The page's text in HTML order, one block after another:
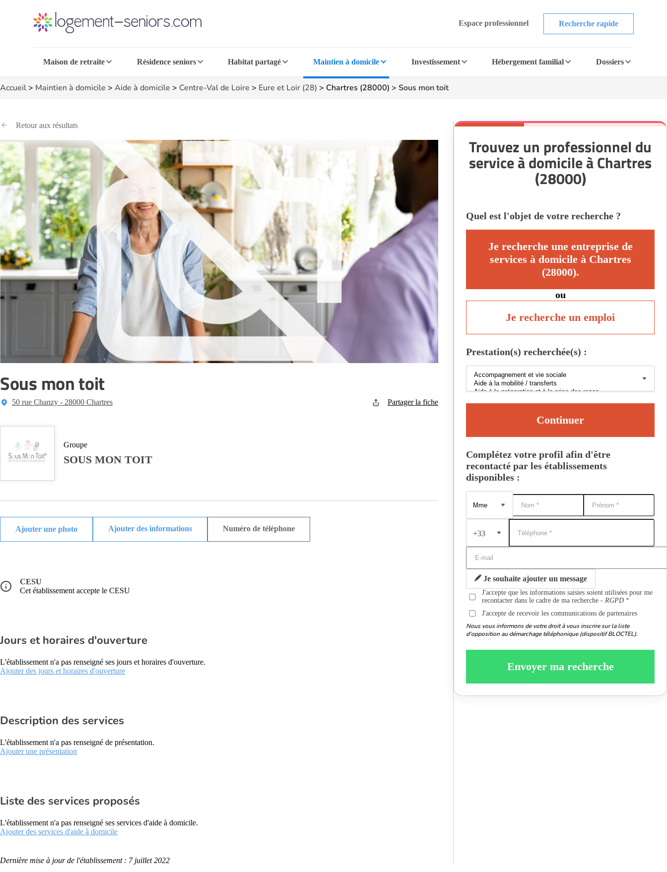
Espace professionnel Recherche rapide
Maison de retraite Résidence seniors Habitat partagé Maintien à domicile Investissement Hébergement familial Dossiers
Accueil> Maintien à domicile > Aide à domicile > Centre-Val de Loire > Eure et Loir (28) > Chartres (28000) > Sous mon toit
Retour aux résultats
Sous mon toit
50 rue Chanzy - 28000 Chartres Partager la fiche
Groupe
SOUS MON TOIT
Ajouter des informations Numéro de téléphone
CESU
Cet établissement accepte le CESU
Jours et horaires d'ouverture
L'établissement n'a pas renseigné ses jours et horaires d'ouverture.
Ajouter des jours et horaires d'ouverture
Description des services
L'établissement n'a pas renseigné de présentation.
Ajouter une présentation
Liste des services proposés
L'établissement n'a pas renseigné ses services d'aide à domicile.
Ajouter des services d'aide à domicile
Dernière mise à jour de l'établissement : 7 juillet 2022
Trouvez un professionnel du
service à domicile à Chartres
(28000)
Quel est l'objet de votre recherche ?
Je recherche une entreprise de
services à domicile à Chartres
(28000).
ou
Je recherche un emploi
Prestation(s) recherchée(s) :
Continuer
Complétez votre profil afin d'être
recontacté par les établissements
disponibles :
+33
Je souhaite ajouter un message
J'accepte que les informations saisies soient utilisées pour me
recontacter dans le cadre de ma recherche -RGPD
J'accepte de recevoir les communications de partenaires
Nous vous informons de votre droit à vous inscrire sur la liste
d'opposition au démarchage téléphonique (dispositif BLOCTEL).
Envoyer ma recherche